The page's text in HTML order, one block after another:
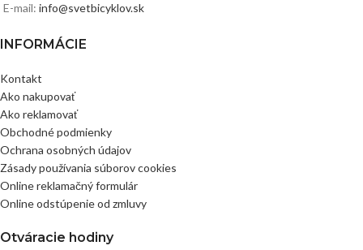
E-mail: info@svetbicyklov.sk
INFORMÁCIE
Kontakt
Ako nakupovať
Ako reklamovať
Obchodné podmienky
Ochrana osobných údajov
Zásady používania súborov cookies
Online reklamačný formulár
Online odstúpenie od zmluvy
Otváracie hodiny